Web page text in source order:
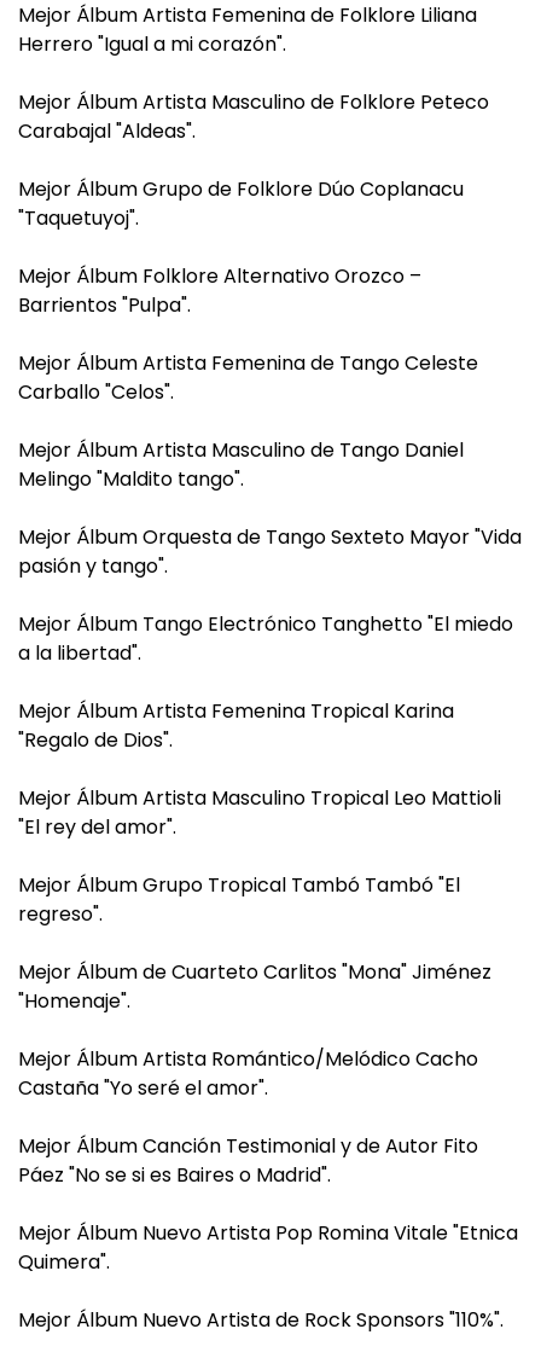
Mejor Álbum Artista Femenina de Folklore Liliana
Herrero "Igual a mi corazón".
Mejor Álbum Artista Masculino de Folklore Peteco
Carabajal "Aldeas".
Mejor Álbum Grupo de Folklore Dúo Coplanacu
"Taquetuyoj".
Mejor Álbum Folklore Alternativo Orozco –
Barrientos "Pulpa".
Mejor Álbum Artista Femenina de Tango Celeste
Carballo "Celos".
Mejor Álbum Artista Masculino de Tango Daniel
Melingo "Maldito tango".
Mejor Álbum Orquesta de Tango Sexteto Mayor "Vida
pasión y tango".
Mejor Álbum Tango Electrónico Tanghetto "El miedo
a la libertad".
Mejor Álbum Artista Femenina Tropical Karina
"Regalo de Dios".
Mejor Álbum Artista Masculino Tropical Leo Mattioli
"El rey del amor".
Mejor Álbum Grupo Tropical Tambó Tambó "El
regreso".
Mejor Álbum de Cuarteto Carlitos "Mona" Jiménez
"Homenaje".
Mejor Álbum Artista Romántico/Melódico Cacho
Castaña "Yo seré el amor".
Mejor Álbum Canción Testimonial y de Autor Fito
Páez "No se si es Baires o Madrid".
Mejor Álbum Nuevo Artista Pop Romina Vitale "Etnica
Quimera".
Mejor Álbum Nuevo Artista de Rock Sponsors "110%".